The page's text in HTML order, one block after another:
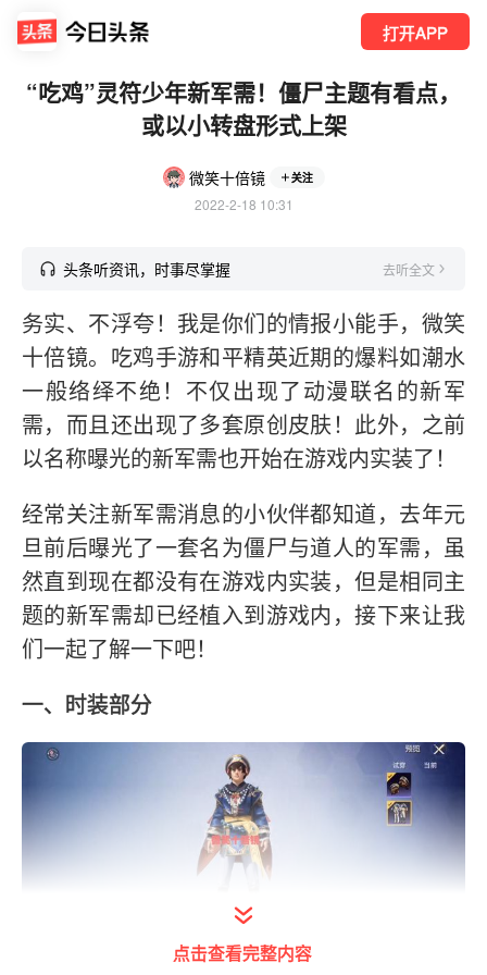
打开APP
“吃鸡”灵符少年新军需！僵尸主题有看点，
或以小转盘形式上架
微笑十倍镜 关注
2022-2-18 10:31
头条听资讯，时事尽掌握 去听全文
务实、不浮夸！我是你们的情报小能手，微笑
十倍镜。吃鸡手游和平精英近期的爆料如潮水
一般络绎不绝！不仅出现了动漫联名的新军
需，而且还出现了多套原创皮肤！此外，之前
以名称曝光的新军需也开始在游戏内实装了！
经常关注新军需消息的小伙伴都知道，去年元
旦前后曝光了一套名为僵尸与道人的军需，虽
然直到现在都没有在游戏内实装，但是相同主
题的新军需却已经植入到游戏内，接下来让我
们一起了解一下吧！
一、时装部分
打开今日头条查看图片详情
点击查看完整内容